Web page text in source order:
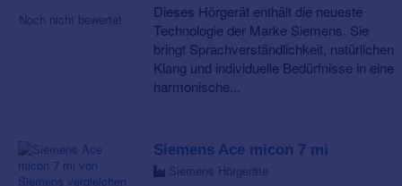
Noch nicht bewertet.
Dieses Hörgerät enthält die neueste
Technologie der Marke Siemens. Sie
bringt Sprachverständlichkeit, natürlichen
Klang und individuelle Bedürfnisse in eine
harmonische...
Siemens Ace micon 7 mi
Siemens Hörgeräte